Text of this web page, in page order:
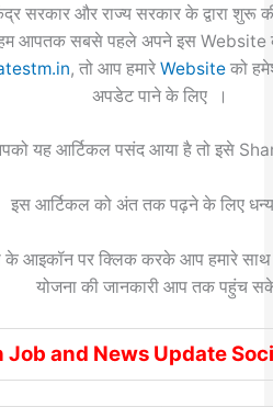
सरकार और राज्य सरकार के द्वारा शुरू
हम आपतक सबसे पहले अपने इस
, तो आप हमारे Websiteको
अपडेट पाने के लिए ।
यह आर्टिकल पसंद आया है तो इसे
इस आर्टिकल को अंत तक पढ़ने के लिए
के आइकॉन पर क्लिक करके आप हमारे
योजना की जानकारी आप तक पहुंच
Job and News Update